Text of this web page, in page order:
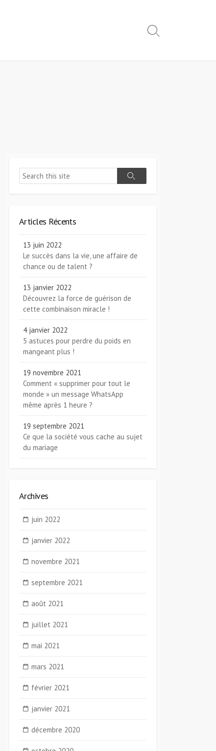
Search
Search
Search
Articles Récents
13 juin 2022
Le succès dans la vie, une affaire de
chance ou de talent ?
13 janvier 2022
Découvrez la force de guérison de
cette combinaison miracle !
4 janvier 2022
5 astuces pour perdre du poids en
mangeant plus !
19 novembre 2021
Comment « supprimer pour tout le
monde » un message WhatsApp
même après 1 heure ?
19 septembre 2021
Ce que la société vous cache au sujet
du mariage
Archives
juin 2022
janvier 2022
novembre 2021
septembre 2021
août 2021
juillet 2021
mai 2021
mars 2021
février 2021
janvier 2021
décembre 2020